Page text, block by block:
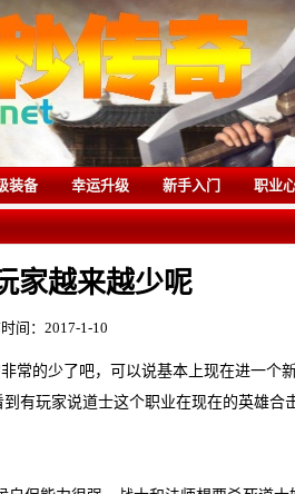
装备 幸运升级 新手入门 职业
家越来越少呢
间：2017-1-10
常的少了吧，可以说基本上现在进一个
有玩家说道士这个职业在现在的英雄合